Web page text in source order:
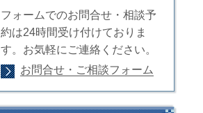
フォームでのお問合せ・相談予
約は24時間受け付けておりま
す。お気軽にご連絡ください。
お問合せ・ご相談フォーム